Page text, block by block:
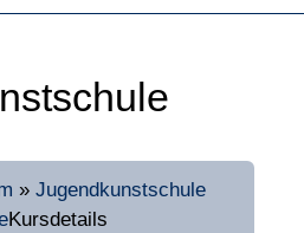
» Jugendkunstschule
Kursdetails